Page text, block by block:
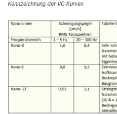
Kennzeichnung der VC-Kurven